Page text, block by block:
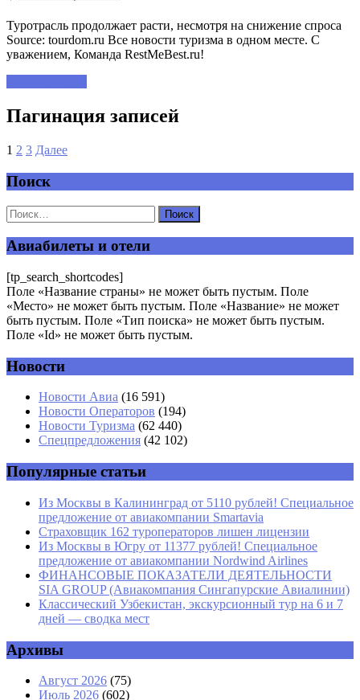
Туротрасль продолжает расти, несмотря на снижение спроса
Source: tourdom.ru Все новости туризма в одном месте. С
уважением, Команда RestMeBest.ru!
Пагинация записей
1 2 3 Далее
Поиск
Авиабилеты и отели
[tp_search_shortcodes]
Поле «Название страны» не может быть пустым. Поле
«Место» не может быть пустым. Поле «Название» не может
быть пустым. Поле «Тип поиска» не может быть пустым.
Поле «Id» не может быть пустым.
Новости
Новости Авиа (16 591)
Новости Операторов (194)
Новости Туризма (62 440)
Спецпредложения (42 102)
Популярные статьи
Из Москвы в Калининград от 5110 рублей! Специальное
предложение от авиакомпании Smartavia
Страховщик 162 туроператоров лишен лицензии
Из Москвы в Югру от 11377 рублей! Специальное
предложение от авиакомпании Nordwind Airlines
ФИНАНСОВЫЕ ПОКАЗАТЕЛИ ДЕЯТЕЛЬНОСТИ
SIA GROUP (Авиакомпания Сингапурские Авиалинии)
Классический Узбекистан, экскурсионный тур на 6 и 7
дней — сводка мест
Архивы
Август 2026 (75)
Июль 2026 (602)